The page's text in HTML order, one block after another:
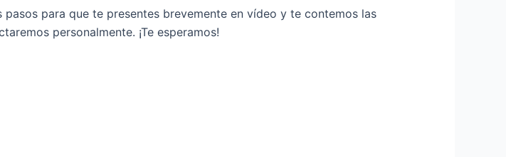
para que te presentes brevemente en vídeo y te contemos las
personalmente. ¡Te esperamos!